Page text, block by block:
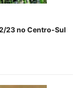
23 no Centro-Sul